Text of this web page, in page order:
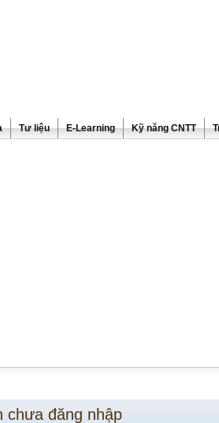
Tư liệu E-Learning Kỹ năng CNTT
chưa đăng nhập